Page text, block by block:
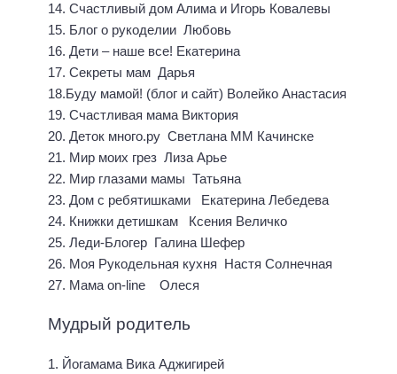
14. Счастливый дом Алима и Игорь Ковалевы
15. Блог о рукоделии Любовь
16. Дети – наше все! Екатерина
17. Секреты мам Дарья
18.Буду мамой! (блог и сайт) Волейко Анастасия
19. Счастливая мама Виктория
20. Деток много.ру Светлана ММ Качинске
21. Мир моих грез Лиза Арье
22. Мир глазами мамы Татьяна
23. Дом с ребятишками Екатерина Лебедева
24. Книжки детишкам Ксения Величко
25. Леди-Блогер Галина Шефер
26. Моя Рукодельная кухня Настя Солнечная
27. Мама on-line Олеся
Мудрый родитель
1. Йогамама Вика Аджигирей